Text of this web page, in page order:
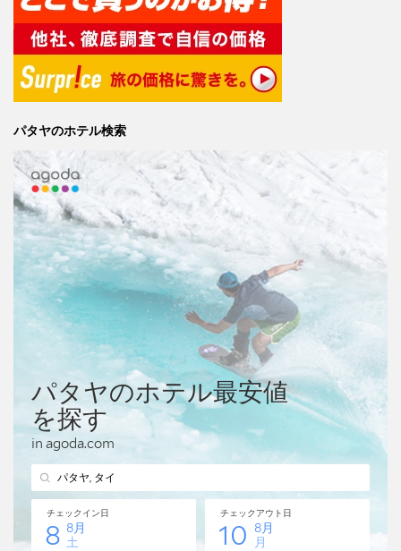
パタヤのホテル検索